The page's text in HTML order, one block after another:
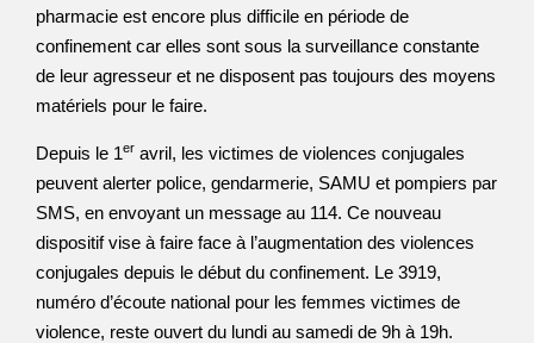
pharmacie est encore plus difficile en période de
confinement car elles sont sous la surveillance constante
de leur agresseur et ne disposent pas toujours des moyens
matériels pour le faire.
Depuis le 1er avril, les victimes de violences conjugales
peuvent alerter police, gendarmerie, SAMU et pompiers par
SMS, en envoyant un message au 114. Ce nouveau
dispositif vise à faire face à l’augmentation des violences
conjugales depuis le début du confinement. Le 3919,
numéro d’écoute national pour les femmes victimes de
violence, reste ouvert du lundi au samedi de 9h à 19h.